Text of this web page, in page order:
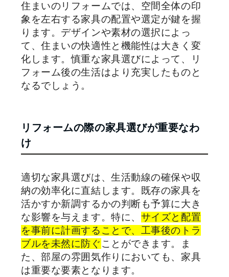
住まいのリフォームでは、空間全体の印
象を左右する家具の配置や選定が鍵を握
ります。デザインや素材の選択によっ
て、住まいの快適性と機能性は大きく変
化します。慎重な家具選びによって、リ
フォーム後の生活はより充実したものと
なるでしょう。
リフォームの際の家具選びが重要なわ
け
適切な家具選びは、生活動線の確保や収
納の効率化に直結します。既存の家具を
活かすか新調するかの判断も予算に大き
な影響を与えます。特に、 サイズと配置
を事前に計画することで、工事後のトラ
ブルを未然に防ぐ ことができます。ま
た、部屋の雰囲気作りにおいても、家具
は重要な要素となります。